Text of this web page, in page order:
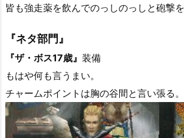
皆も強走薬を飲んでのっしのっしと砲撃
『ネタ部門』
『ザ・ボス17歳』 装備
もはや何も言うまい。
チャームポイントは胸の谷間と言い張る。